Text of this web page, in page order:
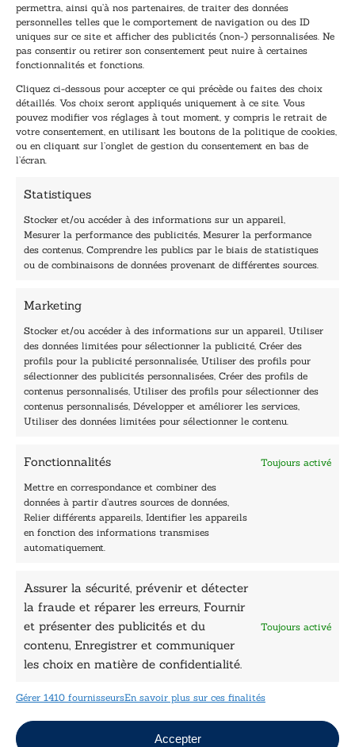
permettra, ainsi qu’à nos partenaires, de traiter des données
personnelles telles que le comportement de navigation ou des ID
uniques sur ce site et afficher des publicités (non-) personnalisées. Ne
pas consentir ou retirer son consentement peut nuire à certaines
fonctionnalités et fonctions.
Cliquez ci-dessous pour accepter ce qui précède ou faites des choix
détaillés. Vos choix seront appliqués uniquement à ce site. Vous
pouvez modifier vos réglages à tout moment, y compris le retrait de
votre consentement, en utilisant les boutons de la politique de cookies,
ou en cliquant sur l’onglet de gestion du consentement en bas de
l’écran.
Statistiques
Stocker et/ou accéder à des informations sur un appareil,
Mesurer la performance des publicités, Mesurer la performance
des contenus, Comprendre les publics par le biais de statistiques
ou de combinaisons de données provenant de différentes sources.
Marketing
Stocker et/ou accéder à des informations sur un appareil, Utiliser
des données limitées pour sélectionner la publicité, Créer des
profils pour la publicité personnalisée, Utiliser des profils pour
sélectionner des publicités personnalisées, Créer des profils de
contenus personnalisés, Utiliser des profils pour sélectionner des
contenus personnalisés, Développer et améliorer les services,
Utiliser des données limitées pour sélectionner le contenu.
Fonctionnalités Toujours activé
Mettre en correspondance et combiner des
données à partir d’autres sources de données,
Relier différents appareils, Identifier les appareils
en fonction des informations transmises
automatiquement.
Assurer la sécurité, prévenir et détecter
la fraude et réparer les erreurs, Fournir
et présenter des publicités et du
contenu, Enregistrer et communiquer
les choix en matière de confidentialité.
Toujours activé
Gérer 1410 fournisseursEn savoir plus sur ces finalités
Accepter
Inscrivez-vous à notre newsletter et recevez nos
dernières nouvelles.
m
a
i
l
*
a
i
l
E
m
a
i
l
*
TENEZ-MOI AU COURANT !
40, rue du Louvre 75001 Paris
Horaires du standard
De mardi à vendredi :
9h - 12h et 13h30 - 16h30
Lundi, samedi et dimanche : fermé
Navigation
Accueil
Les Plumes du Lys Bleu
Prix sciences humaines et sociales
Nos collections
Nos auteurs
Catalogue
Sciences humaines
Pratique
Le Petit Lys
Données légales
Conditions Générales de vente
Politique de cookies
Mentions légales
Jeux concours